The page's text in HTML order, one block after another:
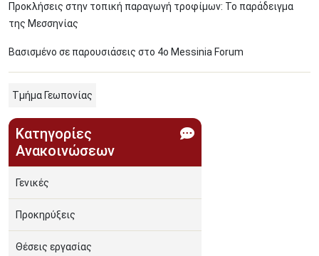
Προκλήσεις στην τοπική παραγωγή τροφίμων: Το παράδειγμα
της Μεσσηνίας
Βασισμένο σε παρουσιάσεις στο 4ο Messinia Forum
Τμήμα Γεωπονίας
Κατηγορίες
Ανακοινώσεων
Γενικές
Προκηρύξεις
Θέσεις εργασίας